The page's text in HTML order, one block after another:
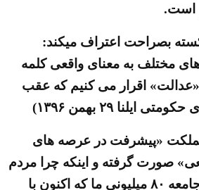
است.
بصراحت اعتراف میکند:
مختلف به معنای واقعی کلمه
«عدالت» اقرار می کنیم که عقب
ایلنا ۲۹ بهمن ۱۳۹۶)
مملکت «پیشرفت در عرصه های
صورت گرفته و اینکه چرا مردم
و قریب ۷۲ درصد از جامعه ۸۰ میلیونی ما که اکنون با